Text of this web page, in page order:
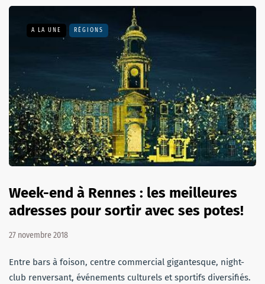
A LA UNE RÉGIONS
Week-end à Rennes : les meilleures
adresses pour sortir avec ses potes!
27 novembre 2018
Entre bars à foison, centre commercial gigantesque, night-
club renversant, événements culturels et sportifs diversifiés.